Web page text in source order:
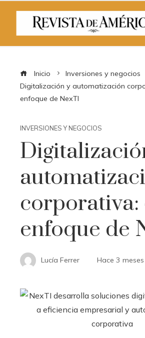
Inicio
Inversiones y negocios
Digitalización y automatización
enfoque de NexTI
INVERSIONES Y NEGOCIOS
corporativa:
enfoque de
Lucía Ferrer Hace 3 meses